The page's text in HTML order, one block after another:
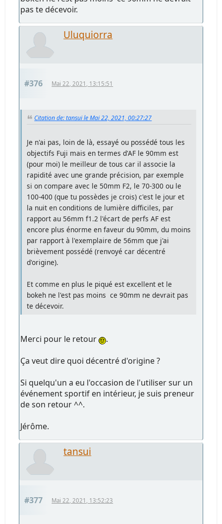
pas te décevoir.
Uluquiorra
#376 Mai 22, 2021, 13:15:51
Citation de: tansui le Mai 22, 2021, 00:27:27
Je n'ai pas, loin de là, essayé ou possédé tous les
objectifs Fuji mais en termes d'AF le 90mm est
(pour moi) le meilleur de tous car il associe la
rapidité avec une grande précision, par exemple
si on compare avec le 50mm F2, le 70-300 ou le
100-400 (que tu possèdes je crois) c'est le jour et
la nuit en conditions de lumière difficiles, par
rapport au 56mm f1.2 l'écart de perfs AF est
encore plus énorme en faveur du 90mm, du moins
par rapport à l'exemplaire de 56mm que j'ai
brièvement possédé (renvoyé car décentré
d'origine).
Et comme en plus le piqué est excellent et le
bokeh ne l'est pas moins ce 90mm ne devrait pas
te décevoir.
Merci pour le retour
.
Ça veut dire quoi décentré d'origine ?
Si quelqu'un a eu l'occasion de l'utiliser sur un
événement sportif en intérieur, je suis preneur
de son retour ^^.
Jérôme.
tansui
#377 Mai 22, 2021, 13:52:23